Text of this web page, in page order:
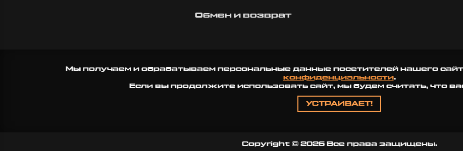
Обмен и возврат
Мы получаем и обрабатываем персональные данные посетителей нашего
конфиденциальности.
Если вы продолжите использовать сайт, мы будем считать, что
УСТРАИВАЕТ!
Copyright © 2026 Все права защищены.